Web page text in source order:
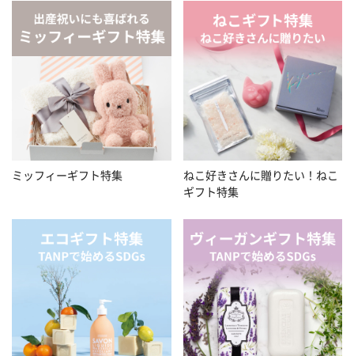
ミッフィーギフト特集
ねこ好きさんに贈りたい！ねこ
ギフト特集